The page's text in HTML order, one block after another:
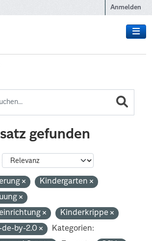
Anmelden
gefunden
Kindergarten
Kinderkrippe
de-by-2.0
Kategorien: